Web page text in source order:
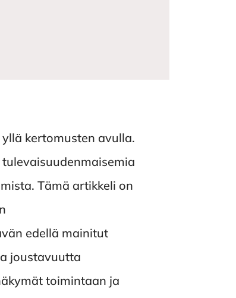
kertomusten avulla.
Tämä artikkeli on
edellä mainitut
joustavuutta
toimintaan ja